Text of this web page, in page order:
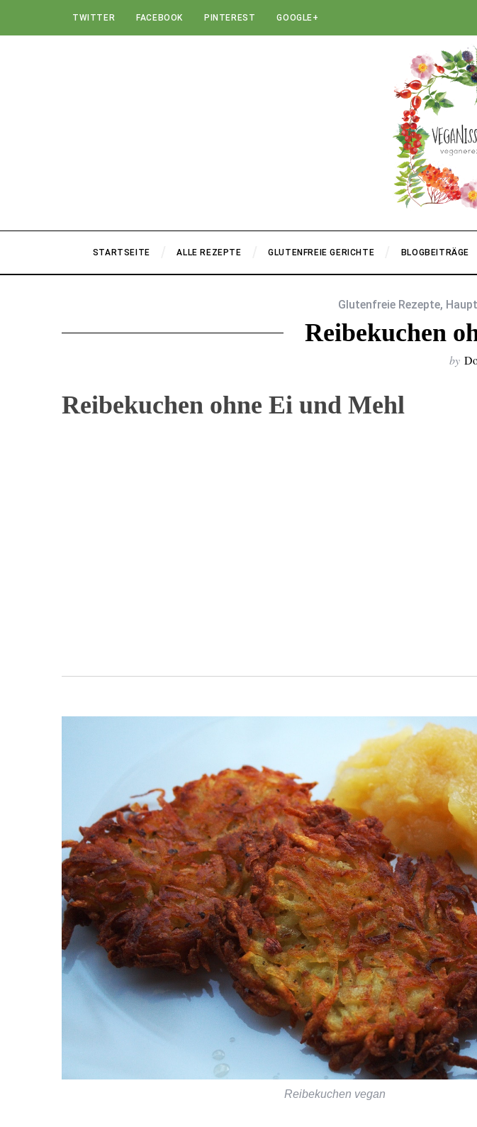
TWITTER FACEBOOK PINTEREST GOOGLE+
STARTSEITE ALLE REZEPTE GLUTENFREIE GERICHTE BLOGBEITRÄGE
Glutenfreie Rezepte,
Reibekuchen
by
Reibekuchen ohne Ei und Mehl
Reibekuchen vegan